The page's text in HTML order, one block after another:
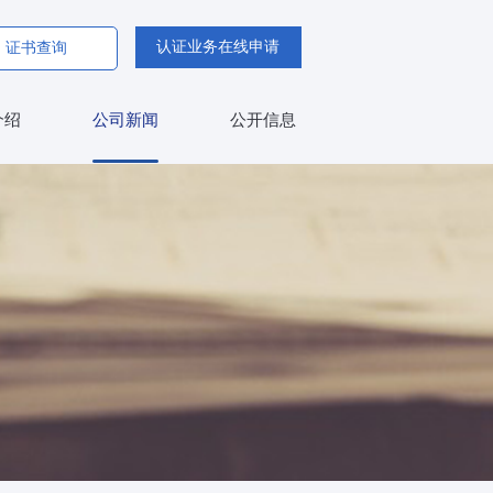
证书查询 认证业务在线申请
绍 公司新闻 公开信息